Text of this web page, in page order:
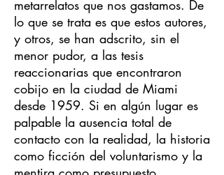
metarrelatos que nos gastamos. De
lo que se trata es que estos autores,
y otros, se han adscrito, sin el
menor pudor, a las tesis
reaccionarias que encontraron
cobijo en la ciudad de Miami
desde 1959. Si en algún lugar es
palpable la ausencia total de
contacto con la realidad, la historia
como ficción del voluntarismo y la